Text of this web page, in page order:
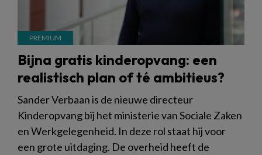
Bijna gratis kinderopvang: een
realistisch plan of té ambitieus?
Sander Verbaan is de nieuwe directeur
Kinderopvang bij het ministerie van Sociale Zaken
en Werkgelegenheid. In deze rol staat hij voor
een grote uitdaging. De overheid heeft de